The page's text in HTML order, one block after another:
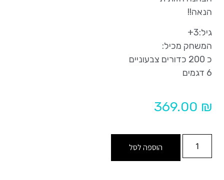
הנאה!!
גיל:3+
המשחק מכיל:
כ 200 כדורים צבעוניים
6 דגמים
369.00 ₪
הוספה לסל